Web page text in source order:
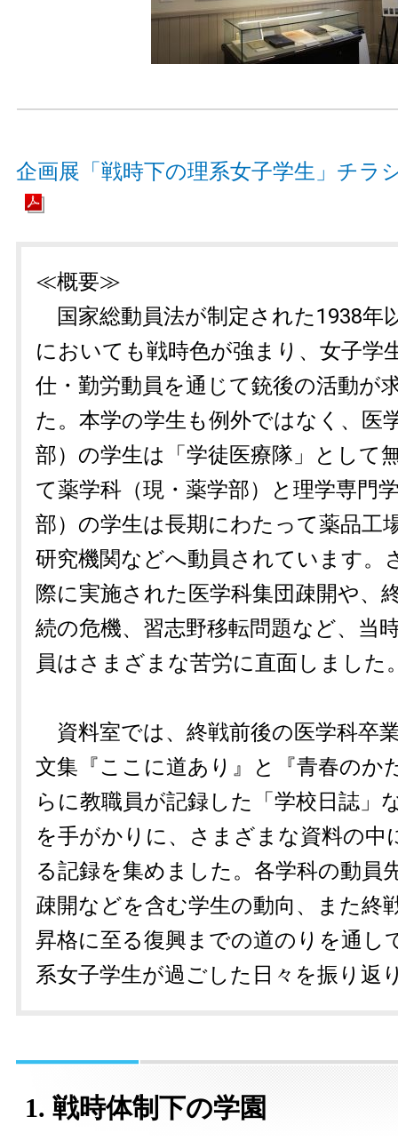
企画展「戦時下の理系女子学生」チラ
≪概要≫
国家総動員法が制定された1938年
においても戦時色が強まり、女子学
仕・勤労動員を通じて銃後の活動が
た。本学の学生も例外ではなく、医
部）の学生は「学徒医療隊」として
て薬学科（現・薬学部）と理学専門
部）の学生は長期にわたって薬品工
研究機関などへ動員されています。
際に実施された医学科集団疎開や、
続の危機、習志野移転問題など、当
員はさまざまな苦労に直面しました
資料室では、終戦前後の医学科卒
文集『ここに道あり』と『青春のか
らに教職員が記録した「学校日誌」
を手がかりに、さまざまな資料の中
る記録を集めました。各学科の動員
疎開などを含む学生の動向、また終
昇格に至る復興までの道のりを通し
系女子学生が過ごした日々を振り返
1. 戦時体制下の学園